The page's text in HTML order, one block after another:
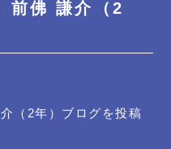
前佛 謙介（2
（2年）ブログを投稿